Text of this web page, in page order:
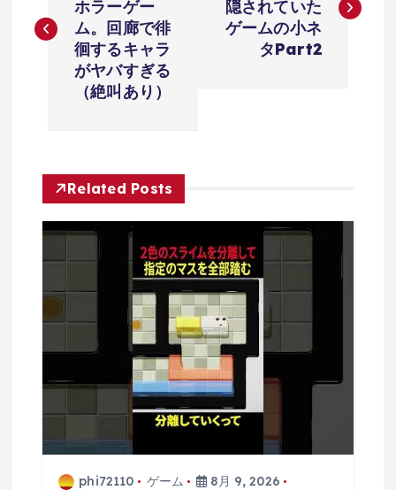
ナ
ー
シ
ョ
ン
ホラーゲー
ム。回廊で徘
徊するキャラ
がヤバすぎる
（絶叫あり）
隠されていた
ゲームの小ネ
タPart2
Related Posts
phi72110 ゲーム
8月 9, 2026